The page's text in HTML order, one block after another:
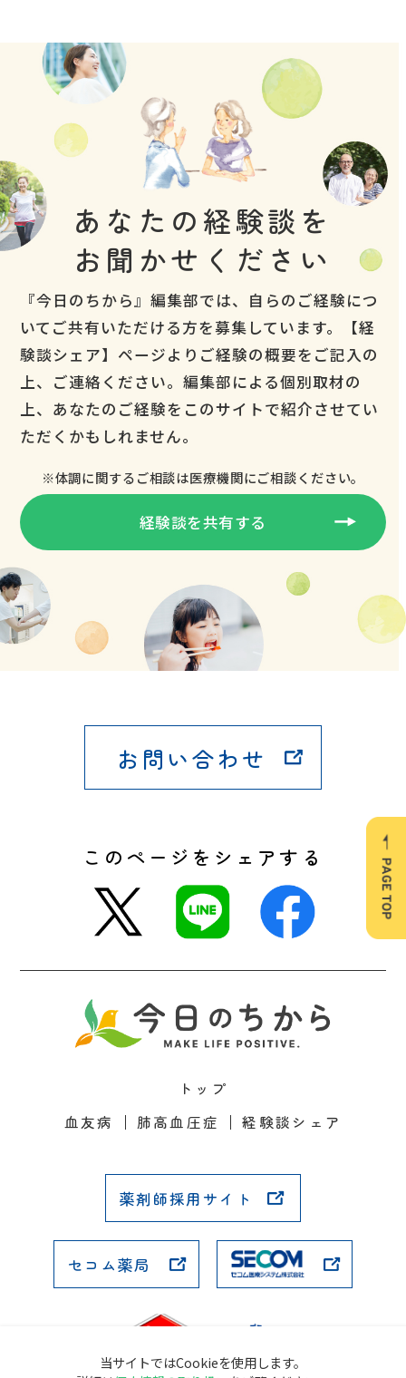
あなたの経験談を
お聞かせください
『今日のちから』編集部では、自らのご経験につ
いてご共有いただける方を募集しています。【経
験談シェア】ページよりご経験の概要をご記入の
上、ご連絡ください。編集部による個別取材の
上、あなたのご経験をこのサイトで紹介させてい
ただくかもしれません。
※体調に関するご相談は医療機関にご相談ください。
経験談を共有する
お問い合わせ
このページをシェアする
トップ
血友病
肺高血圧症 経験談シェア
薬剤師採用サイト
セコム薬局
当サイトではCookieを使用します。